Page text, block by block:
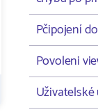
Pčipojení
Povoleni